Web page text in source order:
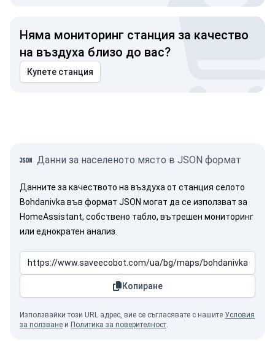
Няма мониторинг станция за качество
на въздуха близо до вас?
Купете станция
Данни за населеното място в JSON формат
Данните за качеството на въздуха от станция селото
Bohdanivka във формат JSON могат да се използват за
HomeAssistant, собствено табло, вътрешен мониторинг
или еднократен анализ.
Копиране
Използвайки този URL адрес, вие се съгласявате с нашите Условия
за ползване и Политика за поверителност.